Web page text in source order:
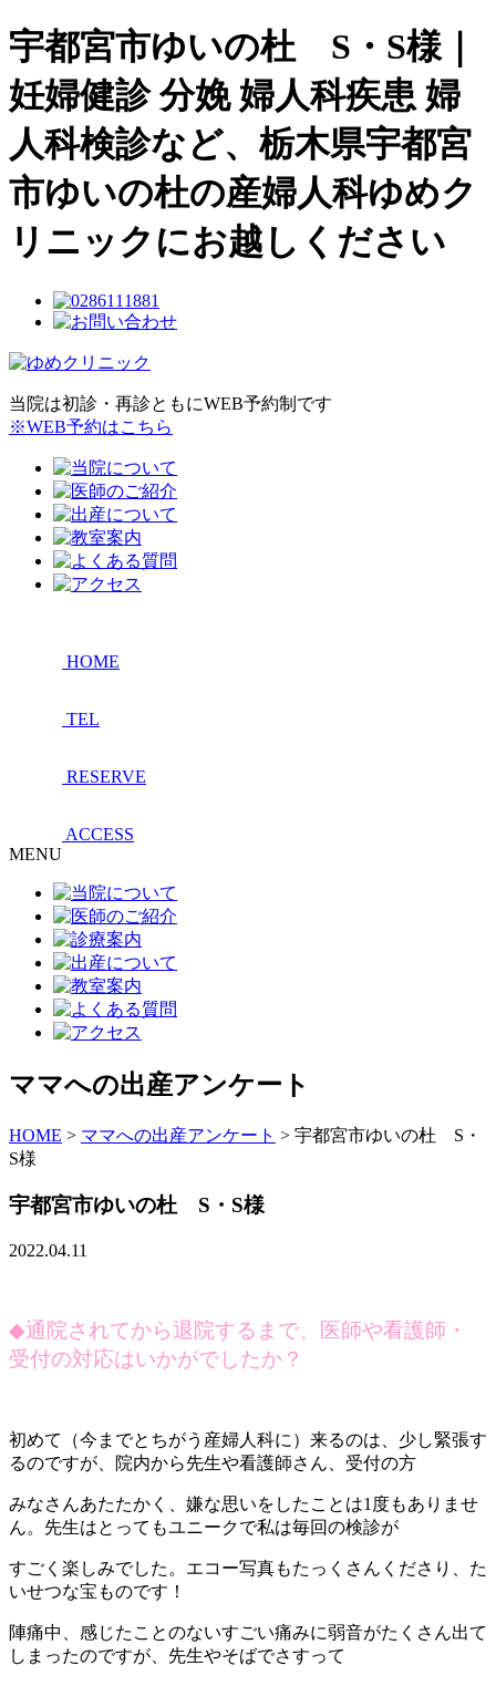
宇都宮市ゆいの杜 S・S様｜
妊婦健診 分娩 婦人科疾患 婦
人科検診など、栃木県宇都宮
市ゆいの杜の産婦人科ゆめク
リニックにお越しください
当院は初診・再診ともにWEB予約制です
※WEB予約はこちら
HOME
TEL
RESERVE
ACCESS
MENU
ママへの出産アンケート
HOME > ママへの出産アンケート > 宇都宮市ゆいの杜 S・
S様
宇都宮市ゆいの杜 S・S様
2022.04.11
◆通院されてから退院するまで、医師や看護師・
受付の対応はいかがでしたか？
初めて（今までとちがう産婦人科に）来るのは、少し緊張す
るのですが、院内から先生や看護師さん、受付の方
みなさんあたたかく、嫌な思いをしたことは1度もありませ
ん。先生はとってもユニークで私は毎回の検診が
すごく楽しみでした。エコー写真もたっくさんくださり、た
いせつな宝ものです！
陣痛中、感じたことのないすごい痛みに弱音がたくさん出て
しまったのですが、先生やそばでさすって